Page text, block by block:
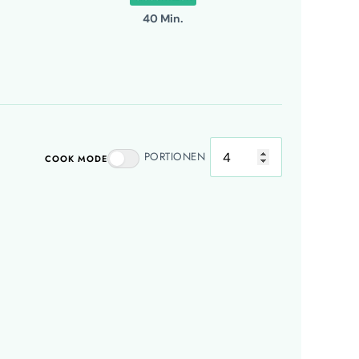
40 Min.
COOK MODE PORTIONEN